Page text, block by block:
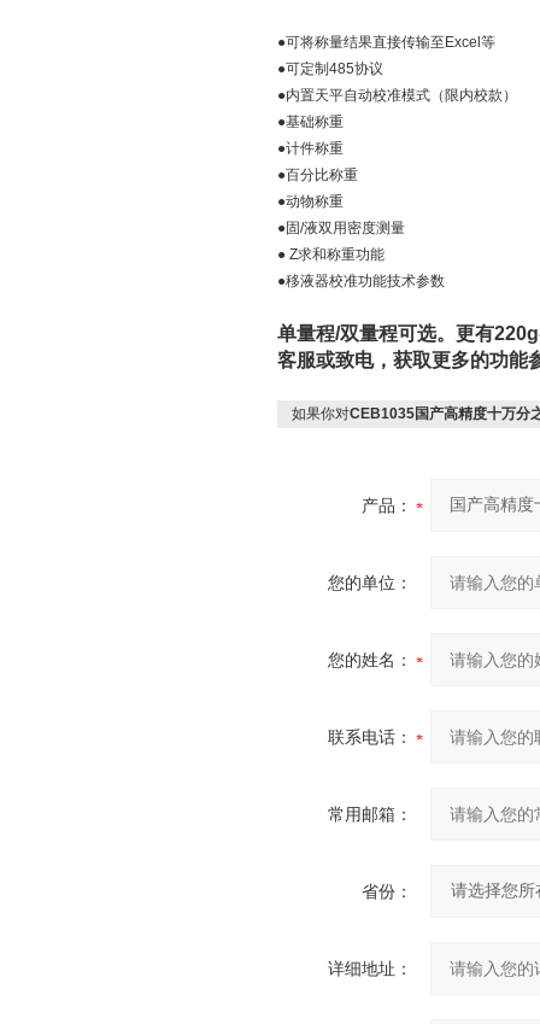
●可将称量结果直接传输至Excel等
●可定制485协议
●内置天平自动校准模式（限内校款）
●基础称重
●计件称重
●百分比称重
●动物称重
●固/液双用密度测量
● Z求和称重功能
●移液器校准功能技术参数
单量程/双量程可选。更有
客服或致电，获取更多的功能
如果你对CEB1035国产高精度十万分
产品：
您的单位：
您的姓名：
联系电话：
常用邮箱：
省份：
详细地址：